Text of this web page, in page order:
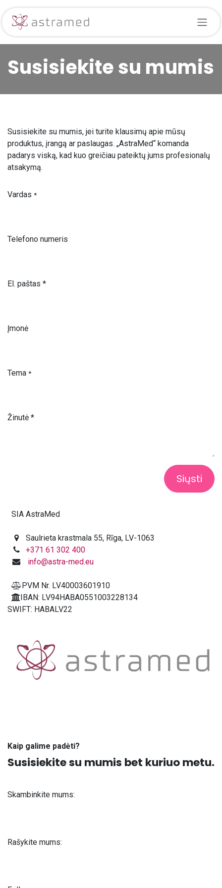
Skip to Content
Susisiekite su mumis
Susisiekite su mumis, jei turite klausimų apie mūsų
produktus, įrangą ar paslaugas. „AstraMed“ komanda
padarys viską, kad kuo greičiau pateiktų jums profesionalų
atsakymą.
Vardas *
Telefono numeris
El. paštas *
Įmonė
Tema *
Žinutė *
Siųsti
SIA AstraMed
Saulrieta krastmala 55, Rīga, LV-1063
+371 61 302 400
info@astra-med.eu
PVM Nr. LV40003601910
IBAN: LV94HABA0551003228134
SWIFT: HABALV22
Kaip galime padėti?
Susisiekite su mumis bet kuriuo metu.
Skambinkite mums:
Rašykite mums: